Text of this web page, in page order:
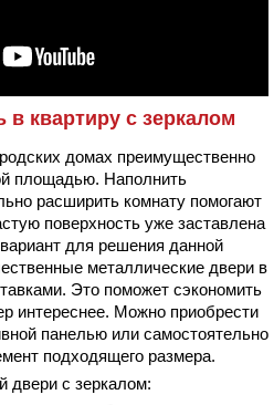
в квартиру с зеркалом
домах преимущественно
площадью. Наполнить
расширить комнату помогают
поверхность уже заставлена
для решения данной
металлические двери в
Это поможет сэкономить
интереснее. Можно приобрести
панелью или самостоятельно
подходящего размера.
двери с зеркалом: